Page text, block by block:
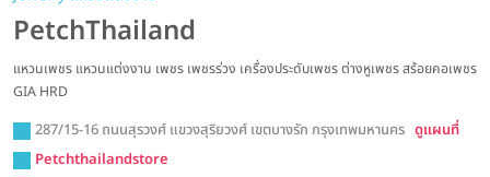
PetchThailand
แหวนเพชร แหวนแต่งงาน เพชร เพชรร่วง เครื่องประดับเพชร ต่างหูเพชร สร้อยคอเพชร
GIA HRD
287/15-16 ถนนสุรวงศ์ แขวงสุริยวงศ์ เขตบางรัก กรุงเทพมหานคร ดูแผนที่
Petchthailandstore